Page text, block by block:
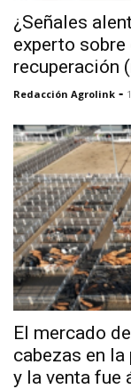
¿Señales
experto
recuperación
Redacción Agrolink -
El mercado
cabezas en
y la venta fue